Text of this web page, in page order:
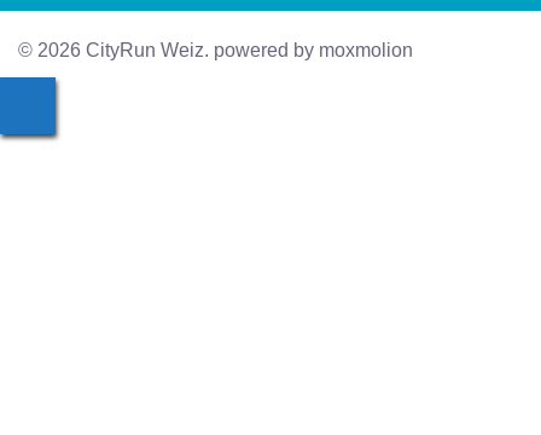
© 2026 CityRun Weiz. powered by moxmolion